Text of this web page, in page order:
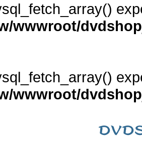
wwwroot/
wwwroot/